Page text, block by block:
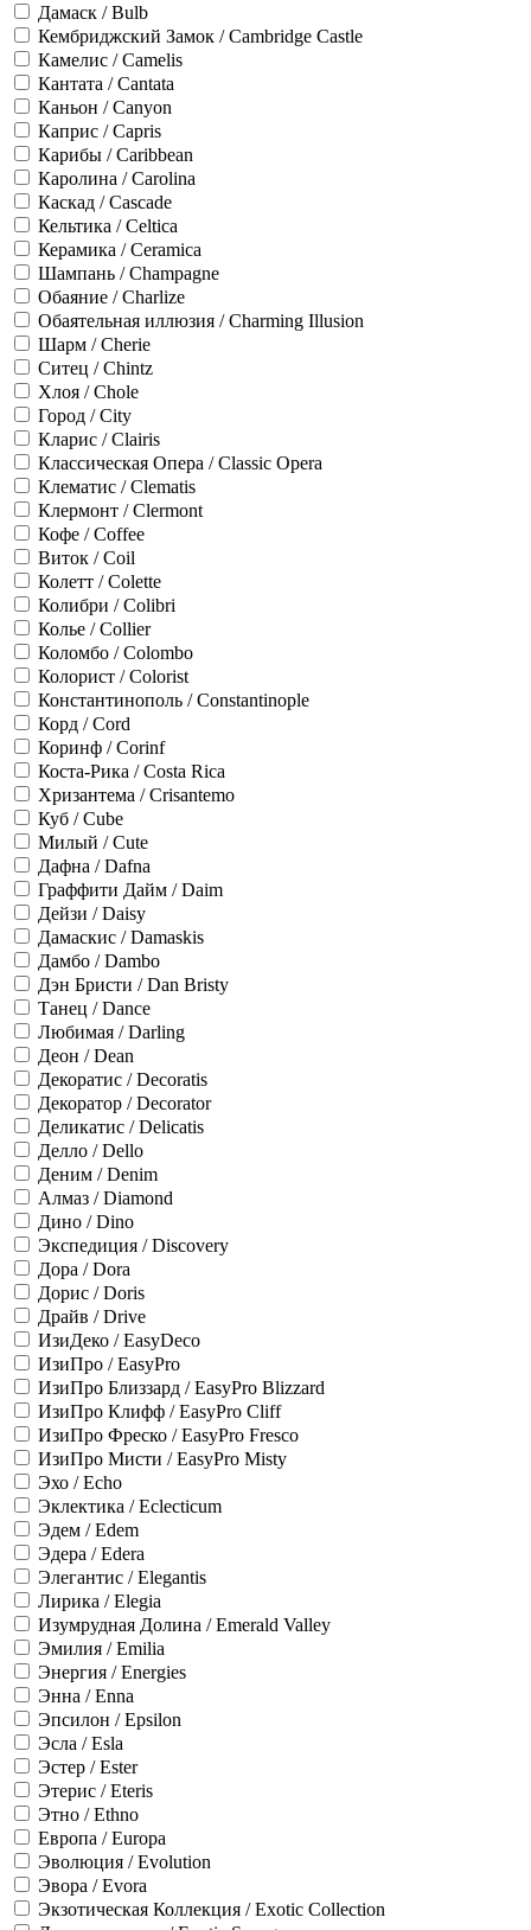
Дамаск / Bulb
Кембриджский Замок / Cambridge Castle
Камелис / Camelis
Кантата / Cantata
Каньон / Canyon
Каприс / Capris
Карибы / Caribbean
Каролина / Carolina
Каскад / Cascade
Кельтика / Celtica
Керамика / Ceramica
Шампань / Champagne
Обаяние / Charlize
Обаятельная иллюзия / Charming Illusion
Шарм / Cherie
Ситец / Chintz
Хлоя / Chole
Город / City
Кларис / Clairis
Классическая Опера / Classic Opera
Клематис / Clematis
Клермонт / Clermont
Кофе / Coffee
Виток / Coil
Колетт / Colette
Колибри / Colibri
Колье / Collier
Коломбо / Colombo
Колорист / Colorist
Константинополь / Constantinople
Корд / Cord
Коринф / Corinf
Коста-Рика / Costa Rica
Хризантема / Crisantemo
Куб / Cube
Милый / Cute
Дафна / Dafna
Граффити Дайм / Daim
Дейзи / Daisy
Дамаскис / Damaskis
Дамбо / Dambo
Дэн Бристи / Dan Bristy
Танец / Dance
Любимая / Darling
Деон / Dean
Декоратис / Decoratis
Декоратор / Decorator
Деликатис / Delicatis
Делло / Dello
Деним / Denim
Алмаз / Diamond
Дино / Dino
Экспедиция / Discovery
Дора / Dora
Дорис / Doris
Драйв / Drive
ИзиДеко / EasyDeco
ИзиПро / EasyPro
ИзиПро Близзард / EasyPro Blizzard
ИзиПро Клифф / EasyPro Cliff
ИзиПро Фреско / EasyPro Fresco
ИзиПро Мисти / EasyPro Misty
Эхо / Echo
Эклектика / Eclecticum
Эдем / Edem
Эдера / Edera
Элегантис / Elegantis
Лирика / Elegia
Изумрудная Долина / Emerald Valley
Эмилия / Emilia
Энергия / Energies
Энна / Enna
Эпсилон / Epsilon
Эсла / Esla
Эстер / Ester
Этерис / Eteris
Этно / Ethno
Европа / Europa
Эволюция / Evolution
Эвора / Evora
Экзотическая Коллекция / Exotic Collection